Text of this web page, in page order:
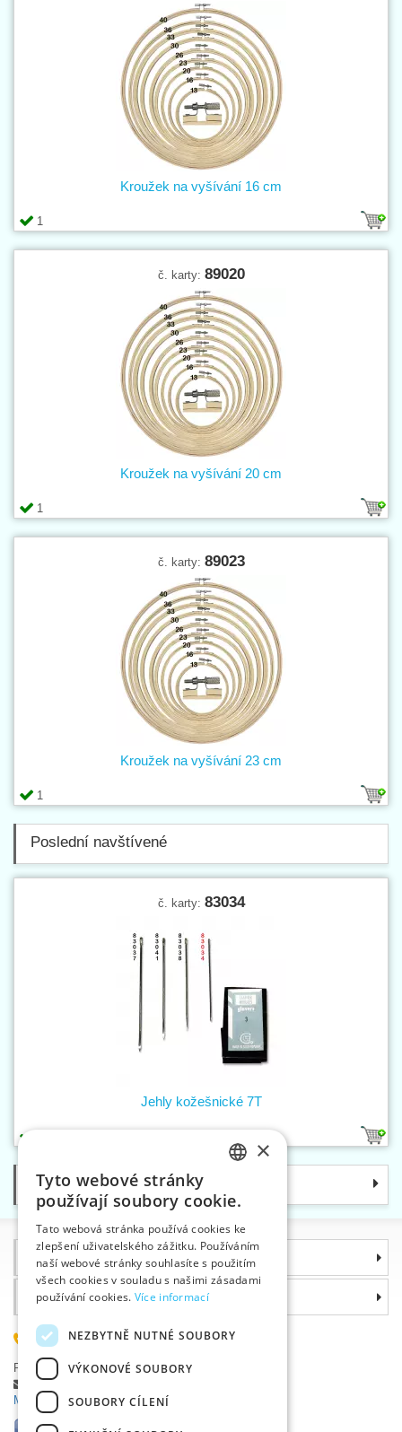
1
Kroužek na vyšívání 16 cm
č. karty: 89020
1
Kroužek na vyšívání 20 cm
č. karty: 89023
1
Kroužek na vyšívání 23 cm
Poslední navštívené
č. karty: 83034
Jehly kožešnické 7T
Kategorie
Informace
Proč si zvolit právě nás
585 051 217
Plzeňská 868, 783 91 Uničov, Česká republika
Položit dotaz
Máte problémy s přihlášením ?
ENGLISH
GERMAN
×
Tyto webové stránky
používají soubory cookie.
Tato webová stránka používá cookies ke
zlepšení uživatelského zážitku. Používáním
naší webové stránky souhlasíte s použitím
všech cookies v souladu s našimi zásadami
používání cookies. Více informací
NEZBYTNĚ NUTNÉ SOUBORY
VÝKONOVÉ SOUBORY
SOUBORY CÍLENÍ